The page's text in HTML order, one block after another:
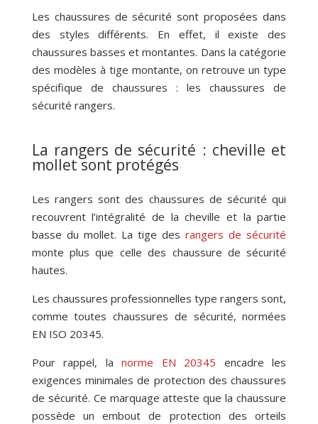
Les chaussures de sécurité sont proposées dans
des styles différents. En effet, il existe des
chaussures basses et montantes. Dans la catégorie
des modèles à tige montante, on retrouve un type
spécifique de chaussures : les chaussures de
sécurité rangers.
La rangers de sécurité : cheville et
mollet sont protégés
Les rangers sont des chaussures de sécurité qui
recouvrent l’intégralité de la cheville et la partie
basse du mollet. La tige desrangers de sécurité
monte plus que celle des chaussure de sécurité
hautes.
Les chaussures professionnelles type rangers sont,
comme toutes chaussures de sécurité, normées
EN ISO 20345.
Pour rappel, lanorme EN 20345 encadre les
exigences minimales de protection des chaussures
de sécurité. Ce marquage atteste que la chaussure
possède un embout de protection des orteils